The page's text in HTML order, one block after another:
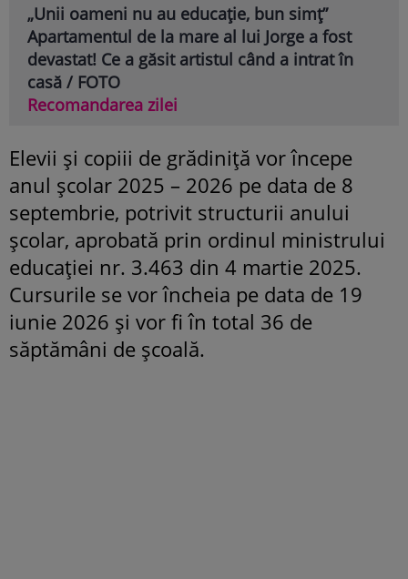
„Unii oameni nu au educație, bun simț”
Apartamentul de la mare al lui Jorge a fost
devastat! Ce a găsit artistul când a intrat în
casă / FOTO
Recomandarea zilei
Elevii și copiii de grădiniță vor începe
anul școlar 2025 – 2026 pe data de 8
septembrie, potrivit structurii anului
școlar, aprobată prin ordinul ministrului
educației nr. 3.463 din 4 martie 2025.
Cursurile se vor încheia pe data de 19
iunie 2026 și vor fi în total 36 de
săptămâni de școală​.